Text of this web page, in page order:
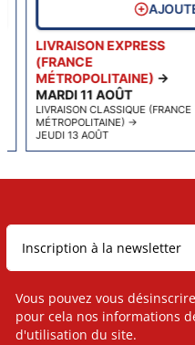
LIVRAISON EXPRESS
(FRANCE
MÉTROPOLITAINE) →
MARDI 11 AOÛT
LIVRAISON CLASSIQUE (FRANCE
MÉTROPOLITAINE) →
JEUDI 13 AOÛT
Vous pouvez vous
pour cela nos informations
d'utilisation du site.